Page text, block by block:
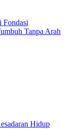
Fondasi
Tanpa Arah
Hidup